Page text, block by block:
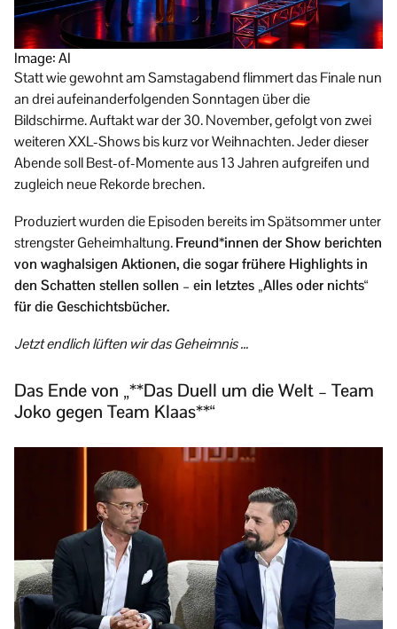
Image: AI
Statt wie gewohnt am Samstagabend flimmert das Finale nun
an drei aufeinanderfolgenden Sonntagen über die
Bildschirme. Auftakt war der 30. November, gefolgt von zwei
weiteren XXL-Shows bis kurz vor Weihnachten. Jeder dieser
Abende soll Best-of-Momente aus 13 Jahren aufgreifen und
zugleich neue Rekorde brechen.
Produziert wurden die Episoden bereits im Spätsommer unter
strengster Geheimhaltung.Freund*innen der Show berichten
von waghalsigen Aktionen, die sogar frühere Highlights in
den Schatten stellen sollen – ein letztes „Alles oder nichts“
für die Geschichtsbücher.
Jetzt endlich lüften wir das Geheimnis …
Das Ende von „**Das Duell um die Welt – Team
Joko gegen Team Klaas**“